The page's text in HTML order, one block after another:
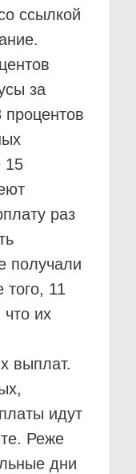
ссылкой
за
15
раз
получали
11
что их
выплат.
идут
Реже
дни